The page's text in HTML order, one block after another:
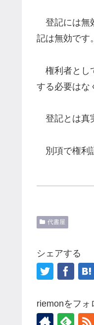
登記には無
記は無効です。
権利者とし
する必要はな
登記とは真
別項で権利
代書屋
シェアする
riemonをフォ